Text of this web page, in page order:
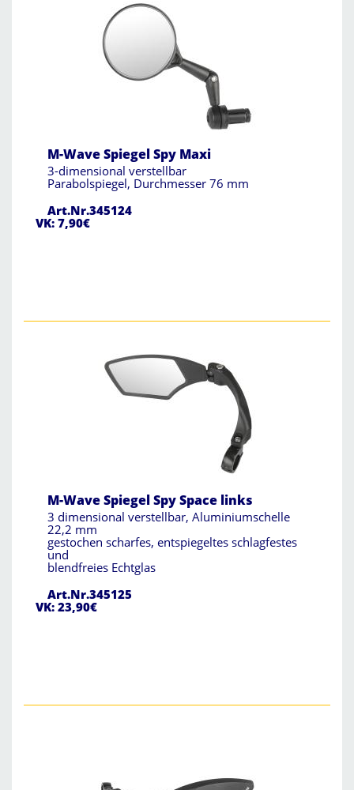
M-Wave Spiegel Spy Maxi
3-dimensional verstellbar
Parabolspiegel, Durchmesser 76 mm
Art.Nr.345124
VK: 7,90€
M-Wave Spiegel Spy Space links
3 dimensional verstellbar, Aluminiumschelle
22,2 mm
gestochen scharfes, entspiegeltes schlagfestes
und
blendfreies Echtglas
Art.Nr.345125
VK: 23,90€